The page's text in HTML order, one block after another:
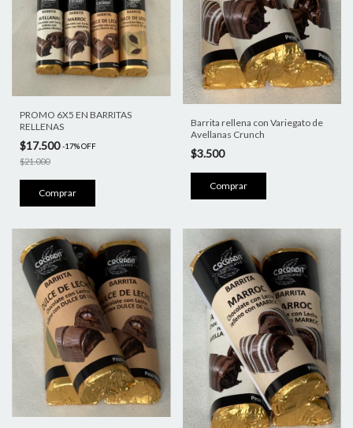
PROMO 6X5 EN BARRITAS
RELLENAS
$17.500-17%OFF
$21.000
Barrita rellena con Variegato de
Avellanas Crunch
$3.500